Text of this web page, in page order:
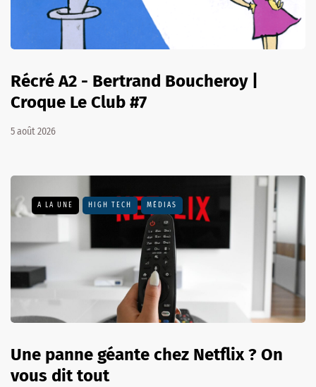
Récré A2 - Bertrand Boucheroy |
Croque Le Club #7
5 août 2026
A LA UNE HIGH TECH MÉDIAS
Une panne géante chez Netflix ? On
vous dit tout